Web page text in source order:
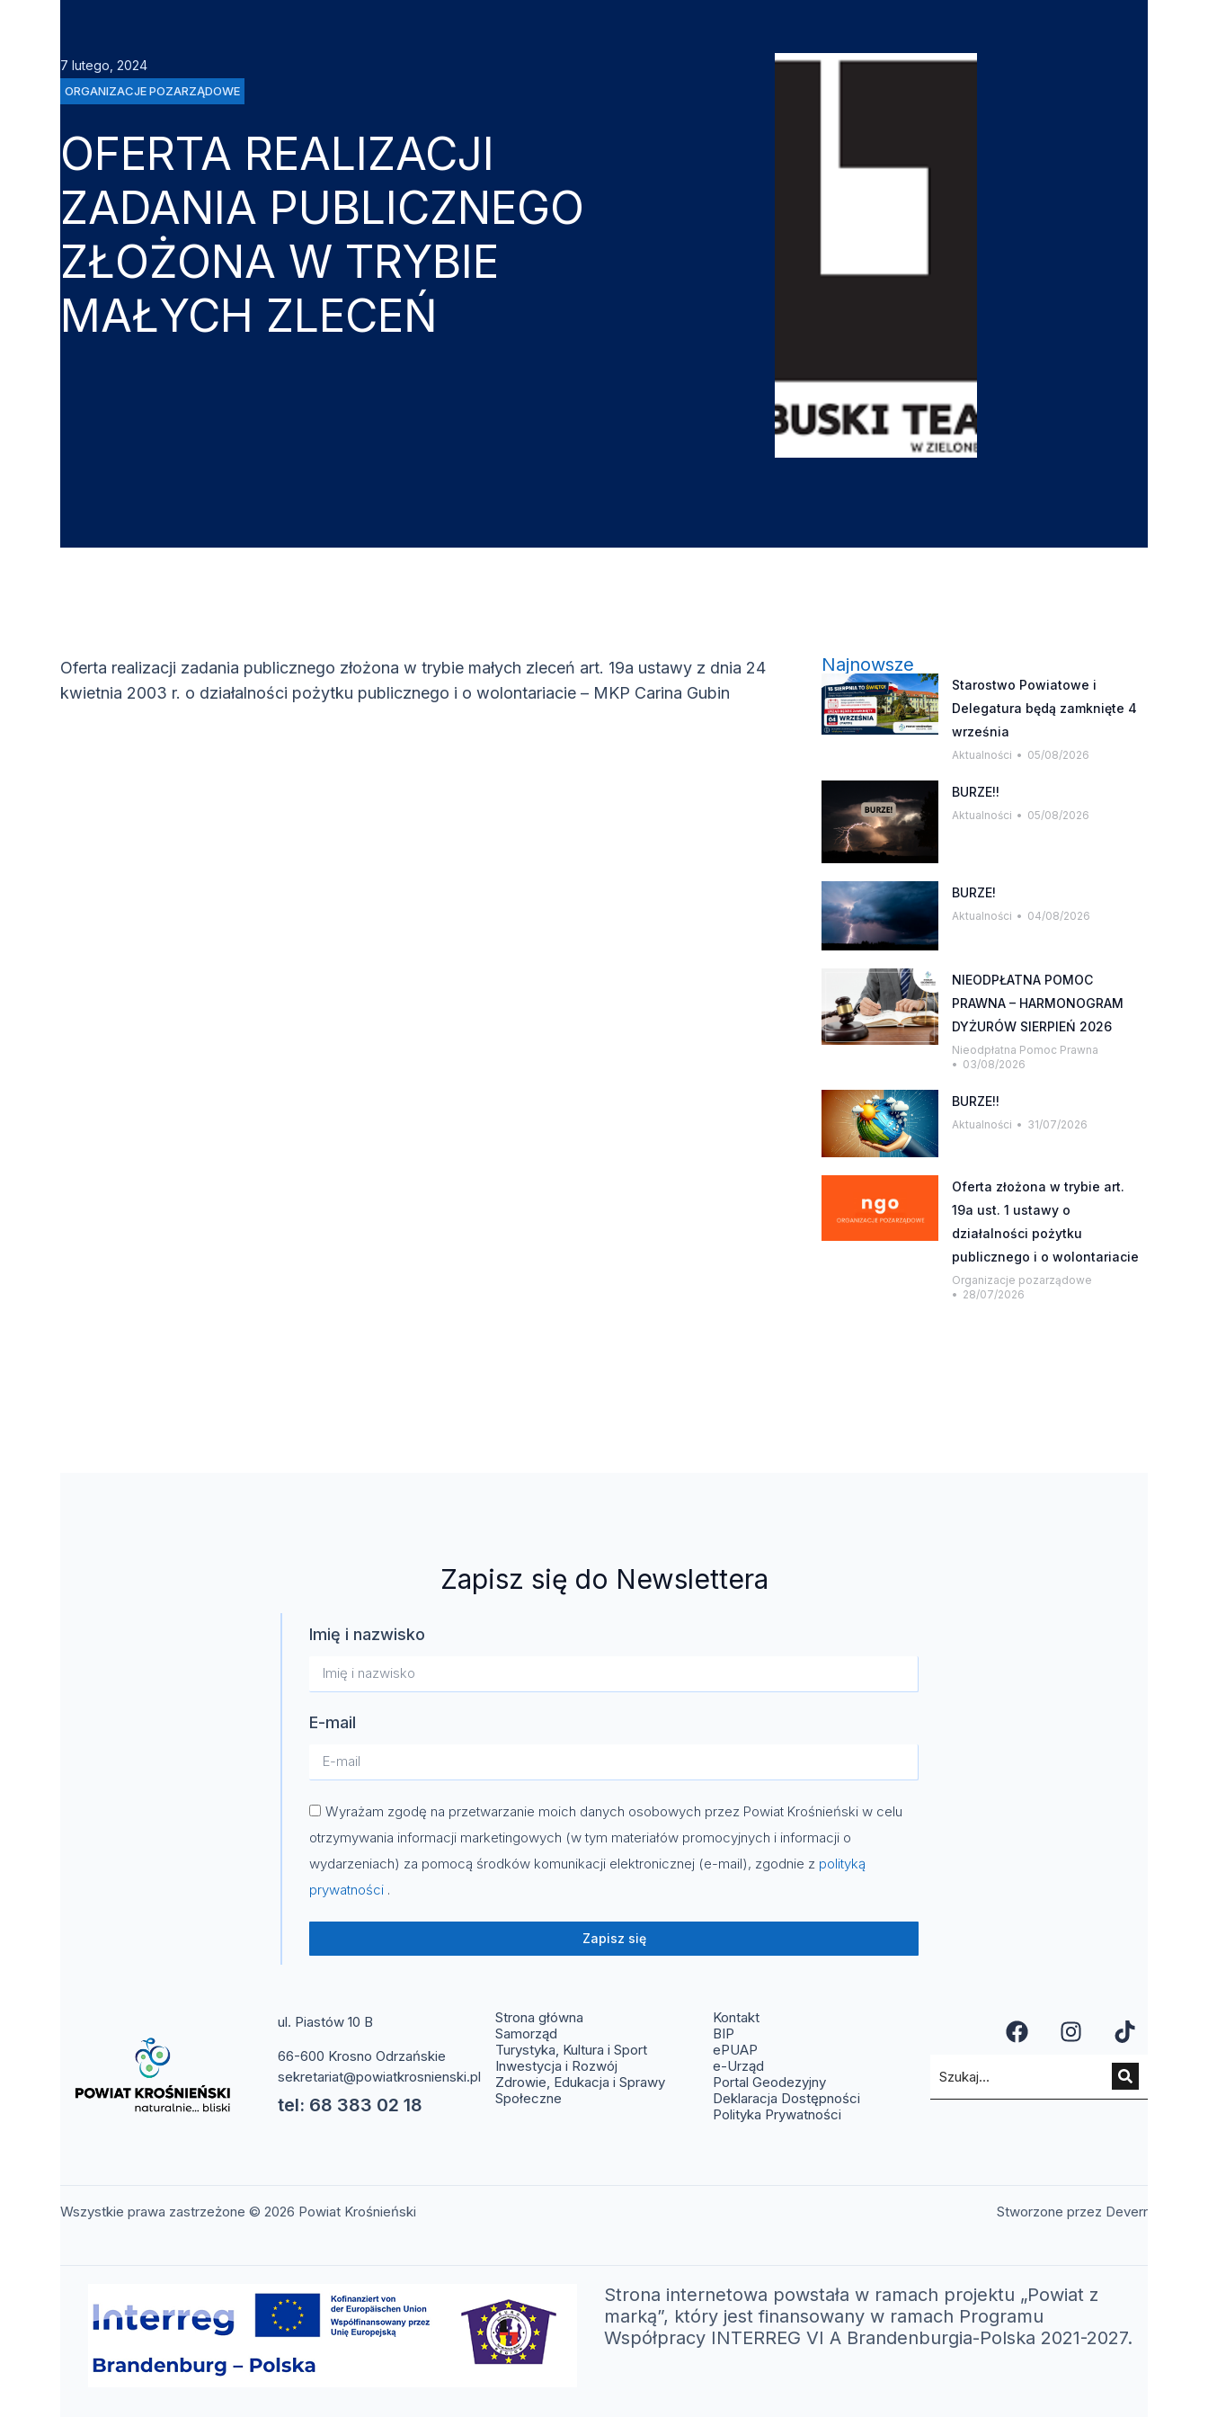
7 lutego, 2024
ORGANIZACJE POZARZĄDOWE
OFERTA REALIZACJI
ZADANIA PUBLICZNEGO
ZŁOŻONA W TRYBIE
MAŁYCH ZLECEŃ
Oferta realizacji zadania publicznego złożona w trybie małych zleceń art. 19a ustawy z dnia 24
kwietnia 2003 r. o działalności pożytku publicznego i o wolontariacie – MKP Carina Gubin
Najnowsze
Starostwo Powiatowe i
Delegatura będą zamknięte 4
września
Aktualności 05/08/2026
BURZE!!
Aktualności 05/08/2026
BURZE!
Aktualności 04/08/2026
NIEODPŁATNA POMOC
PRAWNA – HARMONOGRAM
DYŻURÓW SIERPIEŃ 2026
Nieodpłatna Pomoc Prawna
03/08/2026
BURZE!!
Aktualności 31/07/2026
Oferta złożona w trybie art.
19a ust. 1 ustawy o
działalności pożytku
publicznego i o wolontariacie
Organizacje pozarządowe
28/07/2026
Zapisz się do Newslettera
Imię i nazwisko
E-mail
Wyrażam zgodę na przetwarzanie moich danych osobowych przez Powiat Krośnieński w celu
otrzymywania informacji marketingowych (w tym materiałów promocyjnych i informacji o
wydarzeniach) za pomocą środków komunikacji elektronicznej (e-mail), zgodnie z polityką
prywatności .
Zapisz się
ul. Piastów 10 B
66-600 Krosno Odrzańskie
sekretariat@powiatkrosnienski.pl
tel: 68 383 02 18
Strona główna
Samorząd
Turystyka, Kultura i Sport
Inwestycja i Rozwój
Zdrowie, Edukacja i Sprawy
Społeczne
Kontakt(otwiera się w nowym oknie)
BIP(otwiera się w nowym oknie)
ePUAP(otwiera się w nowym oknie)
e-Urząd(otwiera się w nowym oknie)
Portal Geodezyjny(otwiera się w nowym oknie)
Deklaracja Dostępności
Polityka Prywatności
(otwiera się w
(otwiera się
Wszystkie prawa zastrzeżone © 2026 Powiat Krośnieński Stworzone przez Deverr(otwiera
Strona internetowa powstała w ramach projektu „Powiat z
marką”, który jest finansowany w ramach Programu
Współpracy INTERREG VI A Brandenburgia-Polska 2021-2027.